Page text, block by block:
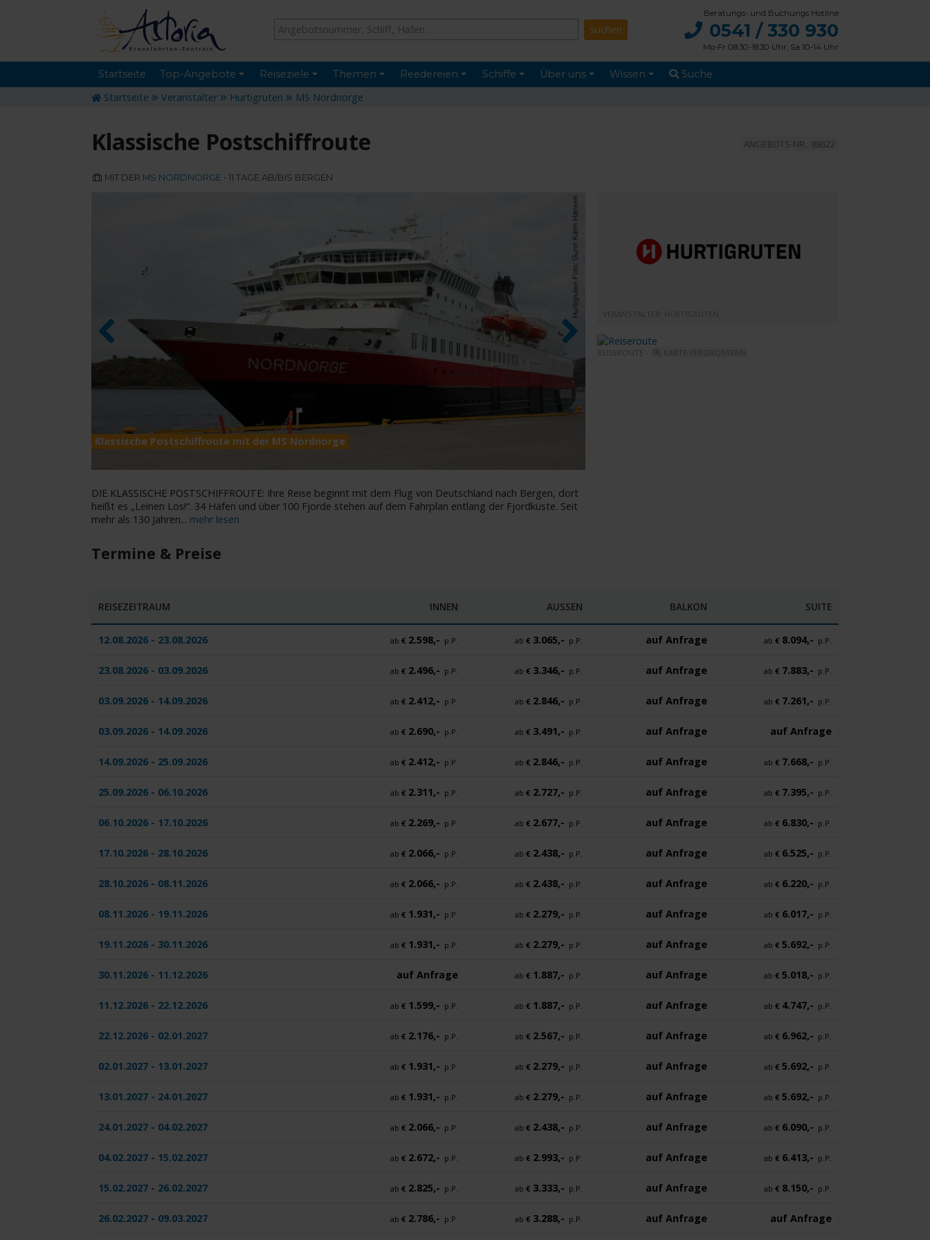
Beratungs- und Buchungs Hotline
0541 / 330 930
Mo-Fr 08:30-18:30 Uhr, Sa 10-14 Uhr
Startseite Top-Angebote Reiseziele Themen Reedereien Schiffe Über uns Wissen Suche
Startseite Veranstalter Hurtigruten MS Nordnorge
Klassische Postschiffroute ANGEBOTS-NR.: 88622
MIT DER MS NORDNORGE • 11 TAGE AB/BIS BERGEN
Klassische Postschiffroute mit der MS Nordnorge
Previous
DIE KLASSISCHE POSTSCHIFFROUTE: Ihre Reise beginnt mit dem Flug von Deutschland nach Bergen, dort
heißt es „Leinen Los!“. 34 Häfen und über 100 Fjorde stehen auf dem Fahrplan entlang der Fjordküste. Seit
mehr als 130 Jahren... mehr lesen
REISEROUTE -
Termine & Preise
REISEZEITRAUM INNEN AUSSEN BALKON SUITE
12.08.2026 - 23.08.2026 ab € 2.598,- p.P. ab € 3.065,- p.P. auf Anfrage ab € 8.094,- p.P.
23.08.2026 - 03.09.2026 ab € 2.496,- p.P. ab € 3.346,- p.P. auf Anfrage ab € 7.883,- p.P.
03.09.2026 - 14.09.2026 ab € 2.412,- p.P. ab € 2.846,- p.P. auf Anfrage ab € 7.261,- p.P.
03.09.2026 - 14.09.2026 ab € 2.690,- p.P. ab € 3.491,- p.P. auf Anfrage auf Anfrage
14.09.2026 - 25.09.2026 ab € 2.412,- p.P. ab € 2.846,- p.P. auf Anfrage ab € 7.668,- p.P.
25.09.2026 - 06.10.2026 ab € 2.311,- p.P. ab € 2.727,- p.P. auf Anfrage ab € 7.395,- p.P.
06.10.2026 - 17.10.2026 ab € 2.269,- p.P. ab € 2.677,- p.P. auf Anfrage ab € 6.830,- p.P.
17.10.2026 - 28.10.2026 ab € 2.066,- p.P. ab € 2.438,- p.P. auf Anfrage ab € 6.525,- p.P.
28.10.2026 - 08.11.2026 ab € 2.066,- p.P. ab € 2.438,- p.P. auf Anfrage ab € 6.220,- p.P.
08.11.2026 - 19.11.2026 ab € 1.931,- p.P. ab € 2.279,- p.P. auf Anfrage ab € 6.017,- p.P.
19.11.2026 - 30.11.2026 ab € 1.931,- p.P. ab € 2.279,- p.P. auf Anfrage ab € 5.692,- p.P.
30.11.2026 - 11.12.2026 auf Anfrage ab € 1.887,- p.P. auf Anfrage ab € 5.018,- p.P.
11.12.2026 - 22.12.2026 ab € 1.599,- p.P. ab € 1.887,- p.P. auf Anfrage ab € 4.747,- p.P.
22.12.2026 - 02.01.2027 ab € 2.176,- p.P. ab € 2.567,- p.P. auf Anfrage ab € 6.962,- p.P.
02.01.2027 - 13.01.2027 ab € 1.931,- p.P. ab € 2.279,- p.P. auf Anfrage ab € 5.692,- p.P.
13.01.2027 - 24.01.2027 ab € 1.931,- p.P. ab € 2.279,- p.P. auf Anfrage ab € 5.692,- p.P.
24.01.2027 - 04.02.2027 ab € 2.066,- p.P. ab € 2.438,- p.P. auf Anfrage ab € 6.090,- p.P.
04.02.2027 - 15.02.2027 ab € 2.672,- p.P. ab € 2.993,- p.P. auf Anfrage ab € 6.413,- p.P.
15.02.2027 - 26.02.2027 ab € 2.825,- p.P. ab € 3.333,- p.P. auf Anfrage ab € 8.150,- p.P.
26.02.2027 - 09.03.2027 ab € 2.786,- p.P. ab € 3.288,- p.P. auf Anfrage auf Anfrage